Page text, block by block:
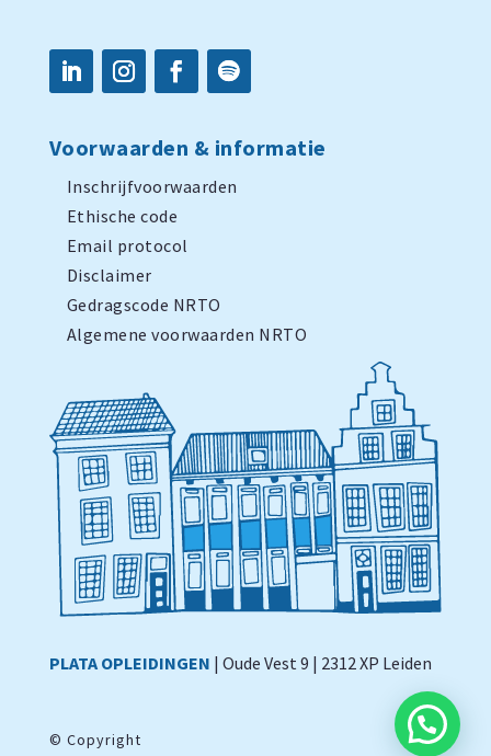
Voorwaarden & informatie
Inschrijfvoorwaarden
Ethische code
Email protocol
Disclaimer
Gedragscode NRTO
Algemene voorwaarden NRTO
PLATA OPLEIDINGEN | Oude Vest 9 | 2312 XP Leiden
© Copyright